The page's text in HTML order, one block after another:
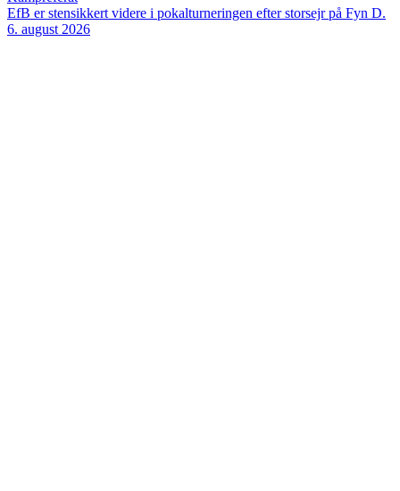
EfB er stensikkert videre i pokalturneringen efter storsejr på Fyn D.
6. august 2026